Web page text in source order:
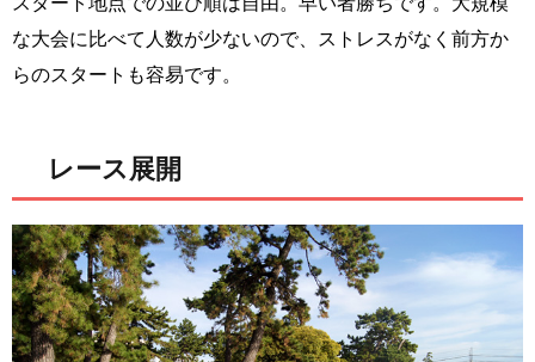
な大会に比べて人数が少ないので、ストレスがなく前方か
らのスタートも容易です。
レース展開